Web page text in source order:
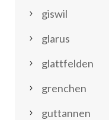
giswil
glarus
glattfelden
grenchen
guttannen